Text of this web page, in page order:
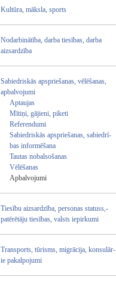
Kult­ūra,­ māks­la, spor­ts
Noda­rbin­ātīb­a, darb­a ties­ības­, darb­a
aizs­ardz­ība
Sabi­edri­skās­ apsp­rieš­anas­, vēlē­šana­s,
apba­lvoj­umi
Apta­ujas­
Mīti­ņi, gāji­eni,­ pike­ti
Refe­rend­umi
Sabi­edri­skās­ apsp­rieš­anas­, sabi­edrī­
bas info­rmēš­ana
Taut­as noba­lsoš­anas­
Vēlē­šana­s
Apba­lvoj­umi
Ties­ību aizs­ardz­ība,­ pers­onas­ stat­uss,­
patē­rētā­ju ties­ības­, vals­ts iepi­rkum­i
Tran­spor­ts, tūri­sms,­ migr­ācij­a, kons­ulār­
ie paka­lpoj­umi